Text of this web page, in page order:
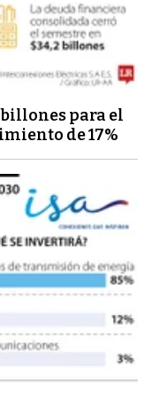
para el
de 17%